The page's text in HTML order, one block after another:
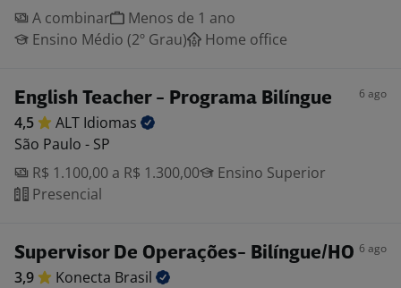
A combinar
Menos de 1 ano
Ensino Médio (2º Grau)
Home office
English Teacher - Programa Bilíngue 6 ago
4,5 ALT Idiomas
São Paulo - SP
R$ 1.100,00 a R$ 1.300,00
Ensino Superior
Presencial
Supervisor De Operações- Bilíngue/HO 6 ago
3,9 Konecta Brasil